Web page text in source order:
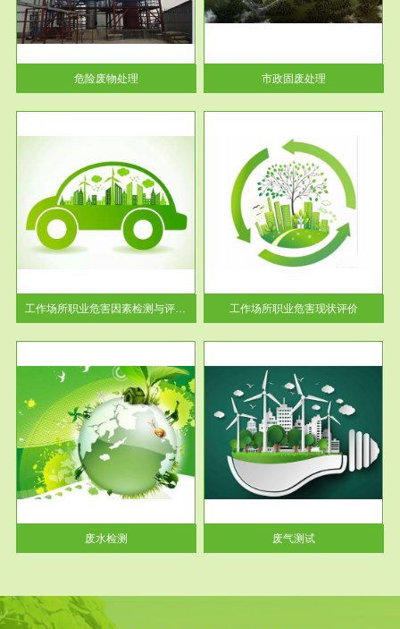
危险废物处理
蔚蓝生态环境科技所从事的市政
废物处理业务包括市政废物的处
理处...
市政固废处理
工作场所职业危害因素检测与评价...
服务范围
工作场所职业危害现状评价
【现状评价意义】：具体因素---
-通过质谱分析等多种手段明确
工作场...
工作场所职业危害现状评价
废水检测
服务范围
废气测试
检测范围工业废气检测包括有机
废气和无机废气。有机废气主要
包括...
废气测试